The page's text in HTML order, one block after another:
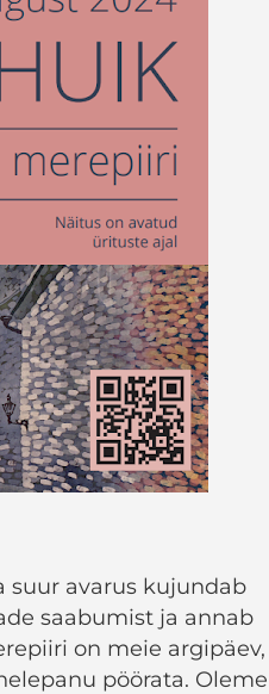
suur avarus kujundab
saabumist ja annab
on meie argipäev,
pöörata. Oleme